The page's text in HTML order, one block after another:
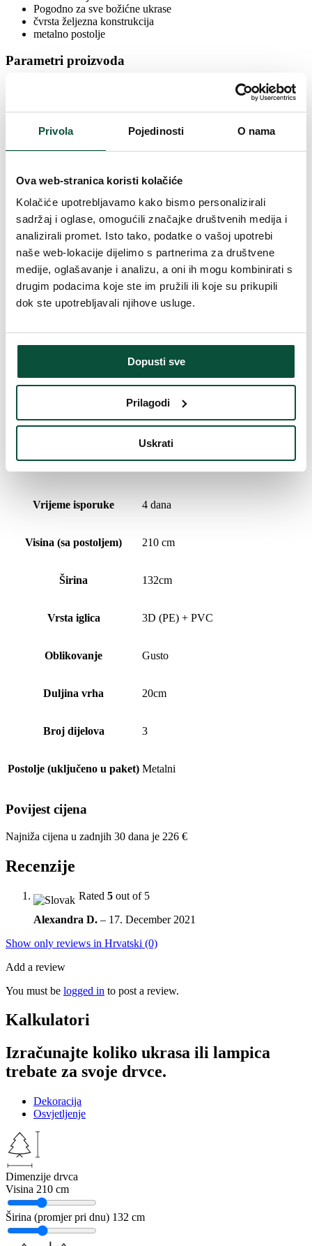
Privola Pojedinosti O nama
Ova web-stranica koristi kolačiće
Kolačiće upotrebljavamo kako bismo personalizirali
sadržaj i oglase, omogućili značajke društvenih medija i
analizirali promet. Isto tako, podatke o vašoj upotrebi
naše web-lokacije dijelimo s partnerima za društvene
medije, oglašavanje i analizu, a oni ih mogu kombinirati s
drugim podacima koje ste im pružili ili koje su prikupili
dok ste upotrebljavali njihove usluge.
Dopusti sve
Prilagodi
Uskrati
Pogodno za sve božićne ukrase
čvrsta željezna konstrukcija
metalno postolje
Parametri proizvoda
Visina (sa postoljem) 210 cm
Širina 132cm
Vrsta iglica 3D (PE) + PVC
Oblikovanje Gusto
Duljina vrha 20cm
Postolje (uključeno u paket) Metalni
Parametri proizvoda
Vrijeme isporuke 4 dana
Visina (sa postoljem) 210 cm
Širina 132cm
Vrsta iglica 3D (PE) + PVC
Oblikovanje Gusto
Duljina vrha 20cm
Broj dijelova 3
Postolje (uključeno u paket) Metalni
Povijest cijena
Najniža cijena u zadnjih 30 dana je 226 €
Recenzije
Rated 5 out of 5
Alexandra D. – 17. December 2021
Show only reviews in Hrvatski (0)
Add a review
You must be logged in to post a review.
Kalkulatori
Izračunajte koliko ukrasa ili lampica
trebate za svoje drvce.
Dekoracija
Osvjetljenje
Dimenzije drvca
Visina 210 cm
Širina (promjer pri dnu) 132 cm